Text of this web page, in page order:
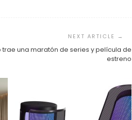
trae una maratón de series y película de
estreno